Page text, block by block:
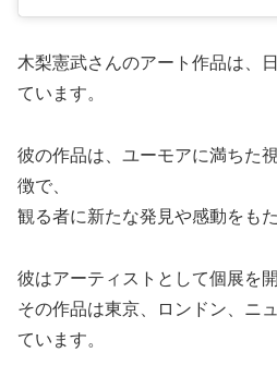
木梨憲武さんのアート作品は、
ています。
彼の作品は、ユーモアに満ちた
徴で、
観る者に新たな発見や感動をもた
彼はアーティストとして個展を開
その作品は東京、ロンドン、ニ
ています。